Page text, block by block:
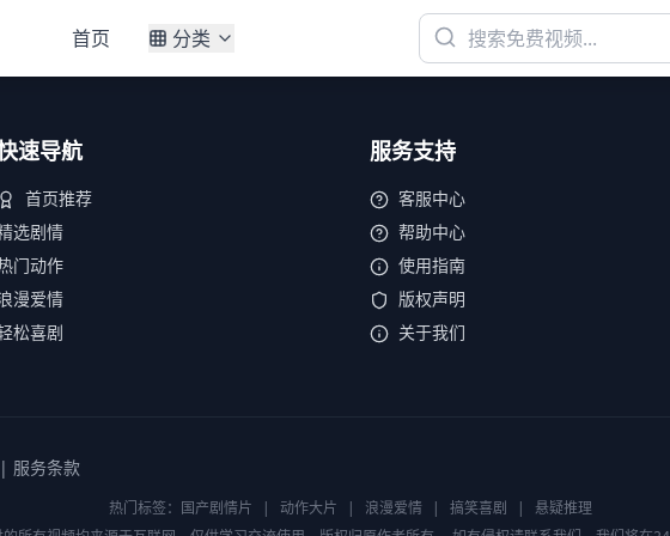
首页 分类
速导航
首页推荐
选剧情
门动作
漫爱情
松喜剧
服务支持
客服中心
帮助中心
使用指南
版权声明
关于我们
| 服务条款
热门标签： 国产剧情片 | 动作大片 | 浪漫爱情 | 搞笑喜剧 |
悬疑推理